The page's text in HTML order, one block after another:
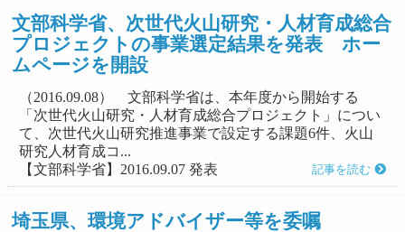
文部科学省、次世代火山研究・人材育成総合
プロジェクトの事業選定結果を発表 ホー
ムページを開設
（2016.09.08） 文部科学省は、本年度から開始する
「次世代火山研究・人材育成総合プロジェクト」につい
て、次世代火山研究推進事業で設定する課題6件、火山
研究人材育成コ...
【文部科学省】2016.09.07 発表
記事を読む
埼玉県、環境アドバイザー等を委嘱